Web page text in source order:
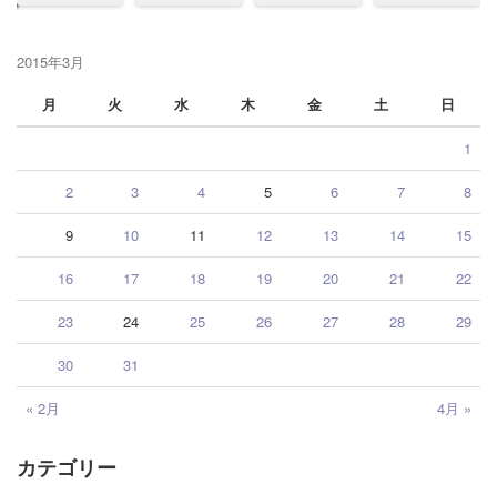
2015年3月
月
火 水 木 金 土 日
« 2月 4月 »
1
2 3 4 5 6 7 8
9 10 11 12 13 14 15
16 17 18 19 20 21 22
23 24 25 26 27 28 29
30 31
カテゴリー